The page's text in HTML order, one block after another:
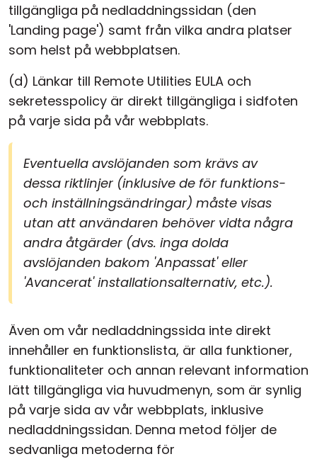
tillgängliga på nedladdningssidan (den
'Landing page') samt från vilka andra platser
som helst på webbplatsen.
(d) Länkar till Remote Utilities EULA och
sekretesspolicy är direkt tillgängliga i sidfoten
på varje sida på vår webbplats.
Eventuella avslöjanden som krävs av
dessa riktlinjer (inklusive de för funktions-
och inställningsändringar) måste visas
utan att användaren behöver vidta några
andra åtgärder (dvs. inga dolda
avslöjanden bakom 'Anpassat' eller
'Avancerat' installationsalternativ, etc.).
Även om vår nedladdningssida inte direkt
innehåller en funktionslista, är alla funktioner,
funktionaliteter och annan relevant information
lätt tillgängliga via huvudmenyn, som är synlig
på varje sida av vår webbplats, inklusive
nedladdningssidan. Denna metod följer de
sedvanliga metoderna för